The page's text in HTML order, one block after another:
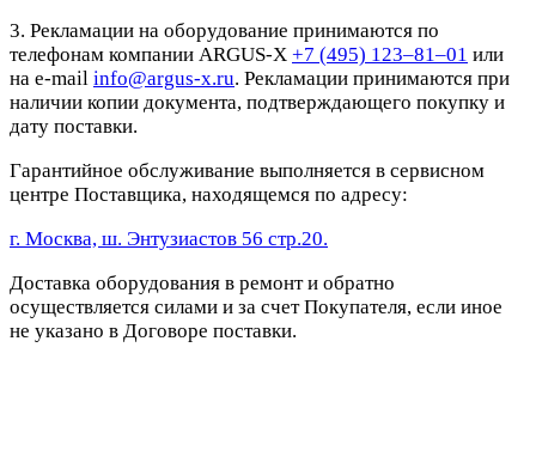
3. Рекламации на оборудование принимаются по
телефонам компании ARGUS-X +7 (495) 123–81–01 или
на e-mail info@argus-x.ru. Рекламации принимаются при
наличии копии документа, подтверждающего покупку и
дату поставки.
Гарантийное обслуживание выполняется в сервисном
центре Поставщика, находящемся по адресу:
г. Москва, ш. Энтузиастов 56 стр.20.
Доставка оборудования в ремонт и обратно
осуществляется силами и за счет Покупателя, если иное
не указано в Договоре поставки.